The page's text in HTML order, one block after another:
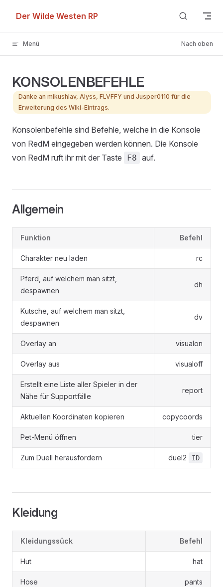
Skip to content
Der Wilde Westen RP
Menü Nach oben
KONSOLENBEFEHLE
Danke an mikushlav, Alyss, FLVFFY und Jusper0110 für die
Erweiterung des Wiki-Eintrags.
Konsolenbefehle sind Befehle, welche in die Konsole
von RedM eingegeben werden können. Die Konsole
von RedM ruft ihr mit der Taste
F8 auf.
Allgemein
Funktion Befehl
Charakter neu laden rc
Pferd, auf welchem man sitzt,
despawnen
dh
Kutsche, auf welchem man sitzt,
despawnen
dv
Overlay an visualon
Overlay aus visualoff
Erstellt eine Liste aller Spieler in der
Nähe für Supportfälle
report
Aktuellen Koordinaten kopieren copycoords
Pet-Menü öffnen tier
Zum Duell herausfordern duel2 ID
Kleidung
Kleidungssück Befehl
Hut hat
Hose pants